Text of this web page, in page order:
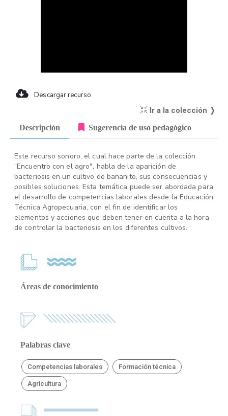
Descargar recurso
Ir a la colección ❭
Descripción Sugerencia de uso pedagógico
Este recurso sonoro, el cual hace parte de la colección
“Encuentro con el agro", habla de la aparición de
bacteriosis en un cultivo de bananito, sus consecuencias y
posibles soluciones. Esta temática puede ser abordada para
el desarrollo de competencias laborales desde la Educación
Técnica Agropecuaria, con el fin de identificar los
elementos y acciones que deben tener en cuenta a la hora
de controlar la bacteriosis en los diferentes cultivos.
Áreas de conocimiento
Palabras clave
Competencias laborales Formación técnica
Agricultura